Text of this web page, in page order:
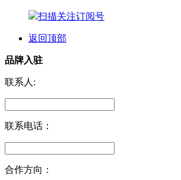
扫描关注订阅号
返回顶部
品牌入驻
联系人:
联系电话：
合作方向：